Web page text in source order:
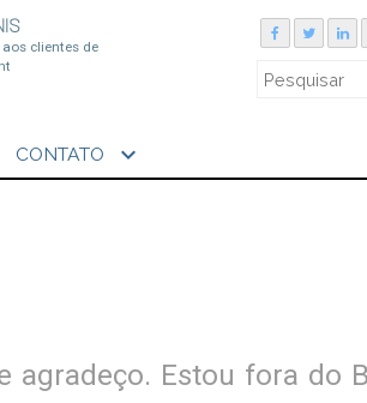
clientes de
CONTATO expand_more
agradeço. Estou fora do